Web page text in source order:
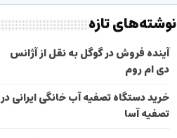
نوشته‌های تازه
آینده فروش در گوگل به نقل از آژانس
دی ام روم
خرید دستگاه تصفیه آب خانگی ایرانی در
تصفیه آسا